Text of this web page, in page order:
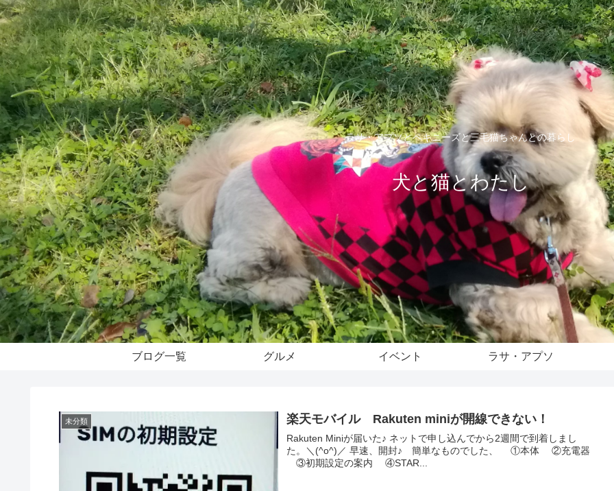
ラサ・アプソとペキニーズと三毛猫ちゃんとの暮らし
犬と猫とわたし
ブログ一覧 グルメ イベント ラサ・アプソ
未分類 楽天モバイル Rakuten miniが開線できない！
Rakuten Miniが届いた♪ ネットで申し込んでから2週間で到着しまし
た。＼(^o^)／ 早速、開封♪ 簡単なものでした、 ①本体 ②充電器
③初期設定の案内 ④STAR...